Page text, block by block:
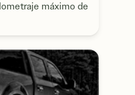
máximo de